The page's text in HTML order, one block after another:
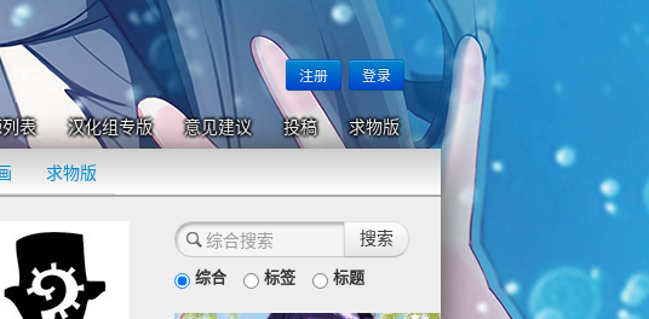
注册 登录
表 汉化组专版 意见建议 投稿 求物版
求物版
综合 标签 标题